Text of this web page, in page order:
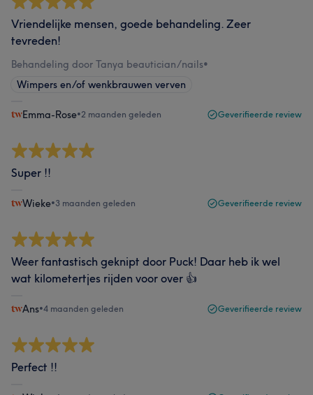
Vriendelijke mensen, goede behandeling. Zeer
tevreden!
Behandeling door Tanya beautician/nails•
Wimpers en/of wenkbrauwen verven
Emma-Rose•2 maanden geleden Geverifieerde review
Super !!
Wieke•3 maanden geleden Geverifieerde review
Weer fantastisch geknipt door Puck! Daar heb ik wel
wat kilometertjes rijden voor over 👍
Ans•4 maanden geleden Geverifieerde review
Perfect !!